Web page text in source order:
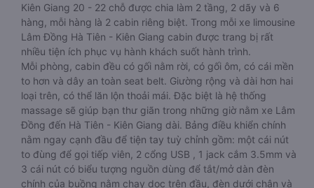
Kiên Giang 20 - 22 chỗ được chia làm 2 tầng, 2 dãy và 6
hàng, mỗi hàng là 2 cabin riêng biệt. Trong mỗi xe limousine
Lâm Đồng Hà Tiên - Kiên Giang cabin được trang bị rất
nhiều tiện ích phục vụ hành khách suốt hành trình.
Mỗi phòng, cabin đều có gối nằm rời, có gối ôm, có cái mền
to hơn và dây an toàn seat belt. Giường rộng và dài hơn hai
loại trên, có thể lăn lộn thoải mái. Đặc biệt là hệ thống
massage sẽ giúp bạn thư giãn trong những giờ nằm xe Lâm
Đồng đến Hà Tiên - Kiên Giang dài. Bảng điều khiển chính
nằm ngay cạnh đầu để tiện tay tuỳ chỉnh gồm: một cái nút
to đùng để gọi tiếp viên, 2 cổng USB , 1 jack cắm 3.5mm và
3 cái nút có biểu tượng nguồn dùng để tắt/mở dàn đèn
chính của buồng nằm chạy dọc trên đầu, đèn dưới chân và